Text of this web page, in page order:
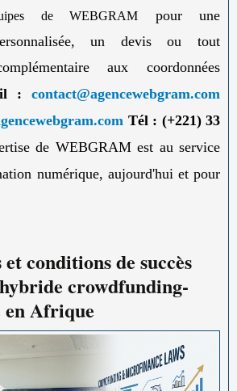
de WEBGRAM pour une
un devis ou tout
aux coordonnées
: contact@agencewebgram.com
Tél : (+221) 33
de WEBGRAM est au service
numérique, aujourd'hui et pour
conditions de succès
crowdfunding-
Afrique